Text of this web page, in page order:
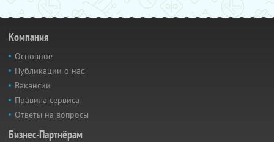
Компания
Основное
Публикации о нас
Вакансии
Правила сервиса
Ответы на вопросы
Бизнес-Партнёрам